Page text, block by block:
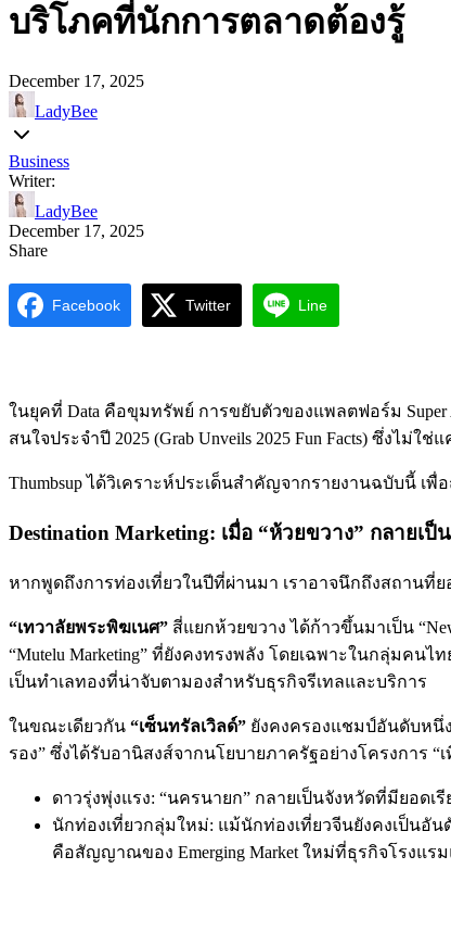
บริโภคที่นักการตลาดต้องรู้
December 17, 2025
LadyBee
Business
Writer:
LadyBee
December 17, 2025
Share
Facebook Twitter Line
ในยุคที่ Data คือขุมทรัพย์ การขยับตัวของแพลตฟอร์ม
สนใจประจำปี 2025 (Grab Unveils 2025 Fun Facts) ซึ่งไ
Thumbsup ได้วิเคราะห์ประเด็นสำคัญจากรายงานฉบับนี้ เ
Destination Marketing: เมื่อ “ห้วยขวาง” กลายเ
หากพูดถึงการท่องเที่ยวในปีที่ผ่านมา เราอาจนึกถึงสถานที่ย
“เทวาลัยพระพิฆเนศ” สี่แยกห้วยขวาง ได้ก้าวขึ้นมาเป็น
“Mutelu Marketing” ที่ยังคงทรงพลัง โดยเฉพาะในกลุ่มคน
เป็นทำเลทองที่น่าจับตามองสำหรับธุรกิจรีเทลและบริการ
ในขณะเดียวกัน “เซ็นทรัลเวิลด์” ยังคงครองแชมป์อันดับหนึ่
รอง” ซึ่งได้รับอานิสงส์จากนโยบายภาครัฐอย่างโครงการ “
ดาวรุ่งพุ่งแรง: “นครนายก” กลายเป็นจังหวัดที่มียอดเ
นักท่องเที่ยวกลุ่มใหม่: แม้นักท่องเที่ยวจีนยังคงเป็นอัน
คือสัญญาณของ Emerging Market ใหม่ที่ธุรกิจโรงแร